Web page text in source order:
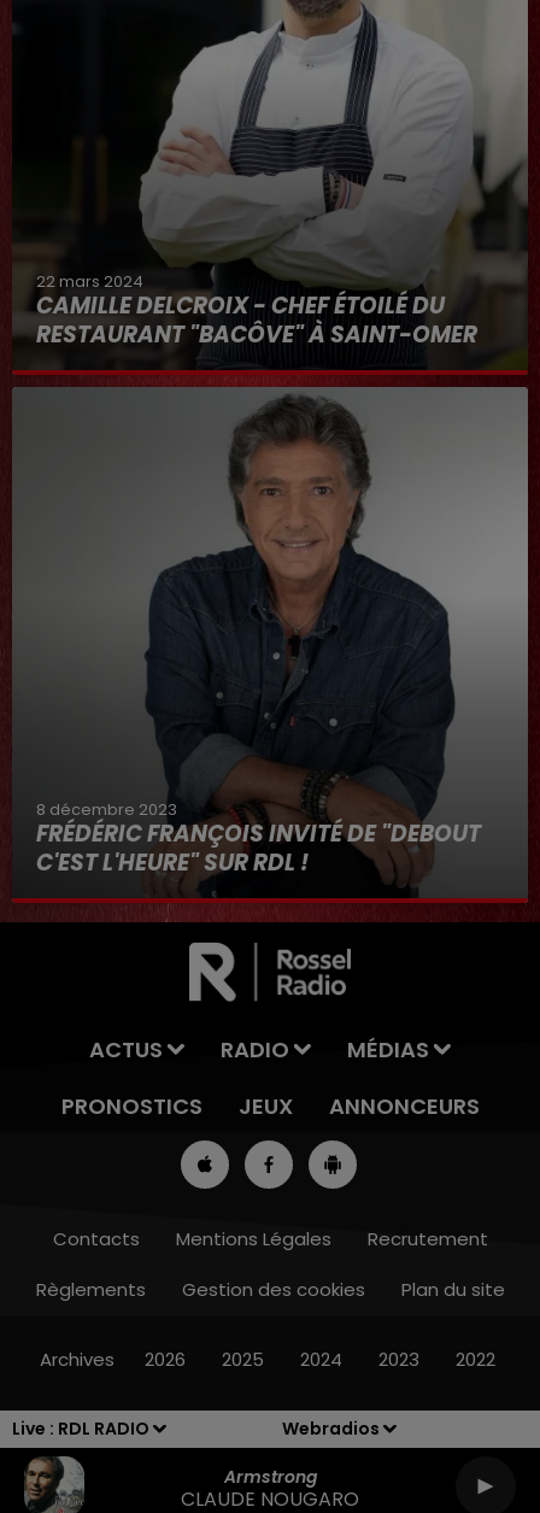
Live : RDL RADIO
Webradios
Armstrong
CLAUDE NOUGARO
11h00 - 12h00
22 mars 2024
CAMILLE DELCROIX - CHEF ÉTOILÉ DU
RESTAURANT "BACÔVE" À SAINT-OMER
Au micro d'Hervé dans "RDL ET VOUS"
8 décembre 2023
FRÉDÉRIC FRANÇOIS INVITÉ DE "DEBOUT
C'EST L'HEURE" SUR RDL !
8 décembre 2023
ACTUS RADIO
MÉDIAS
PRONOSTICS
JEUX ANNONCEURS
Contacts Mentions Légales
Recrutement
Règlements
Gestion des cookies Plan du site
Archives 2026 2025 2024 2023 2022